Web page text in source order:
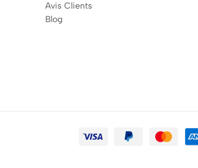
Avis Clients
Blog